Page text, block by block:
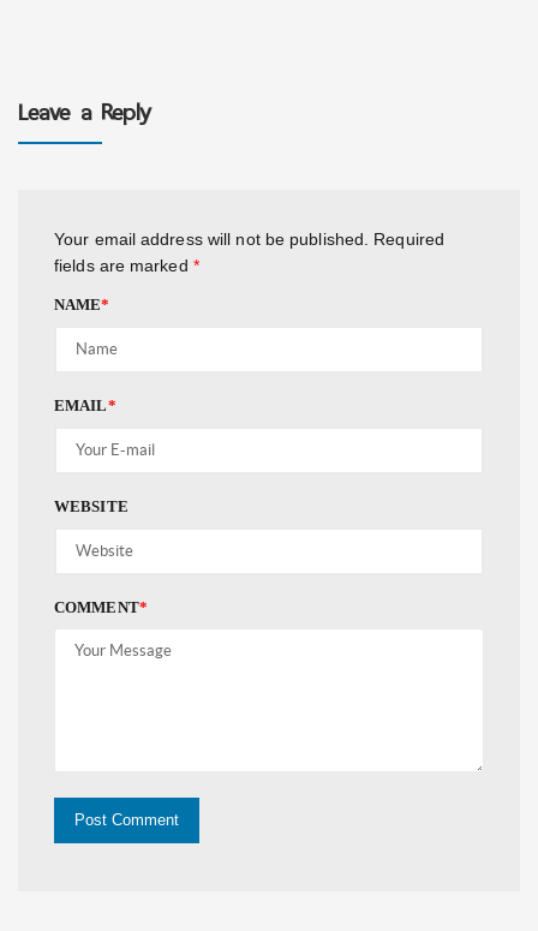
Leave a Reply
Your email address will not be published.
Required
fields are marked *
NAME*
EMAIL*
WEBSITE
COMMENT*